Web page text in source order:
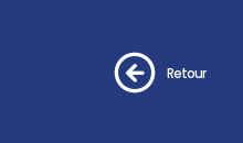
Retour